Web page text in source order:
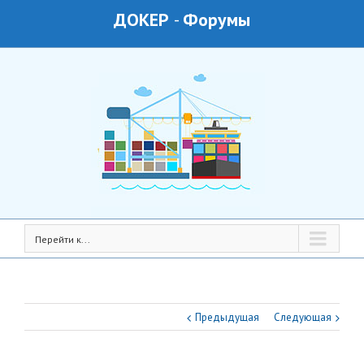
ДОКЕР - Форумы
Перейти к...
Предыдущая Следующая